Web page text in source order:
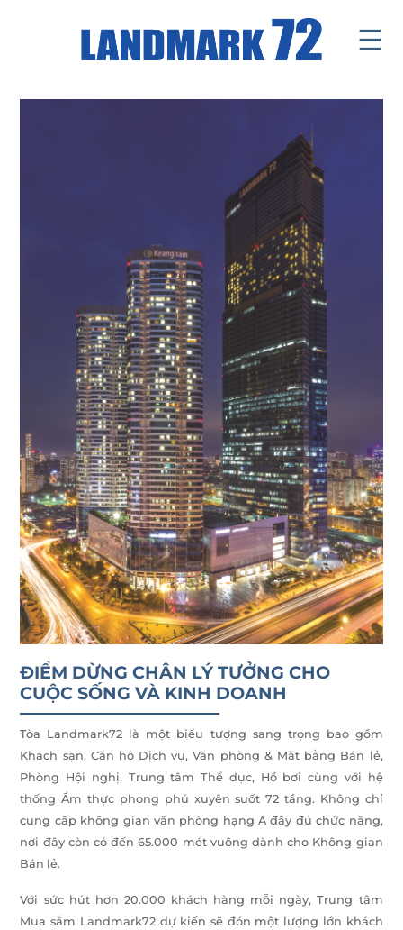
☰
Introduce
News & Events
Tenants ' Corner
ĐIỂM DỪNG CHÂN LÝ TƯỞNG CHO
CUỘC SỐNG VÀ KINH DOANH
Tòa Landmark72 là một biểu tượng sang trọng bao gồm
Khách sạn, Căn hộ Dịch vụ, Văn phòng & Mặt bằng Bán lẻ,
Phòng Hội nghị, Trung tâm Thể dục, Hồ bơi cùng với hệ
thống Ẩm thực phong phú xuyên suốt 72 tầng. Không chỉ
cung cấp không gian văn phòng hạng A đầy đủ chức năng,
nơi đây còn có đến 65.000 mét vuông dành cho Không gian
Bán lẻ.
Với sức hút hơn 20.000 khách hàng mỗi ngày, Trung tâm
Mua sắm Landmark72 dự kiến sẽ đón một lượng lớn khách